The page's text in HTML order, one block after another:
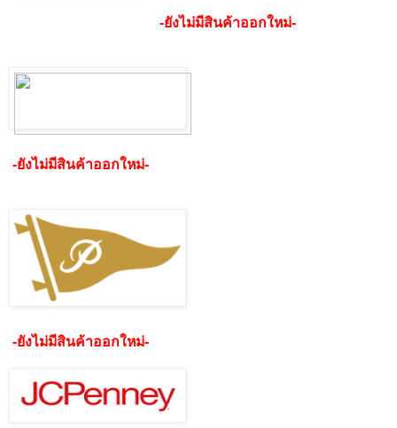
-ยังไม่มีสินค้าออกใหม่-
-ยังไม่มีสินค้าออกใหม่-
-ยังไม่มีสินค้าออกใหม่-